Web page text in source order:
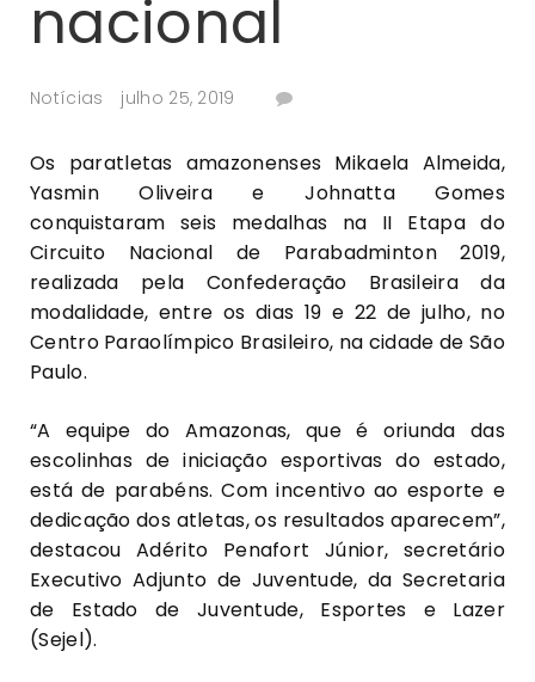
nacional
Notícias julho 25, 2019
Os paratletas amazonenses Mikaela Almeida,
Yasmin Oliveira e Johnatta Gomes
conquistaram seis medalhas na II Etapa do
Circuito Nacional de Parabadminton 2019,
realizada pela Confederação Brasileira da
modalidade, entre os dias 19 e 22 de julho, no
Centro Paraolímpico Brasileiro, na cidade de São
Paulo.
“A equipe do Amazonas, que é oriunda das
escolinhas de iniciação esportivas do estado,
está de parabéns. Com incentivo ao esporte e
dedicação dos atletas, os resultados aparecem”,
destacou Adérito Penafort Júnior, secretário
Executivo Adjunto de Juventude, da Secretaria
de Estado de Juventude, Esportes e Lazer
(Sejel).